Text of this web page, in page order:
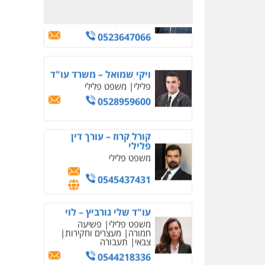
קורל קרוז – עורך דין
פלילי
0545437431
חמורה מעצרים וחקירות
צבאי תעבורה
0544218336
וייצוג בחקירות ומעצרים
0508824984
עו"ד תומר בנישתי